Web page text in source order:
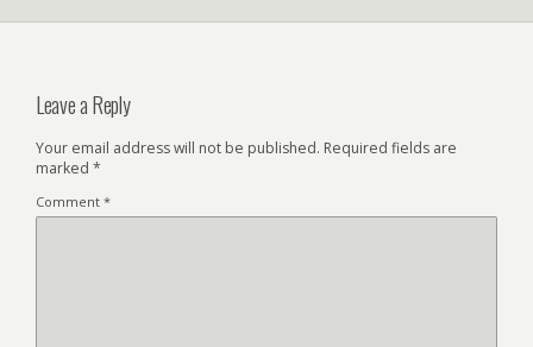
Leave a Reply
Your email address will not be published. Required fields are
marked *
Comment *